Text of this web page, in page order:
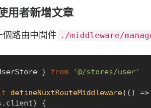
用者新增文章
個路由中間件 ./middleware/
} from '@/stores/user'
defineNuxtRouteMiddleware( () =>
client) {